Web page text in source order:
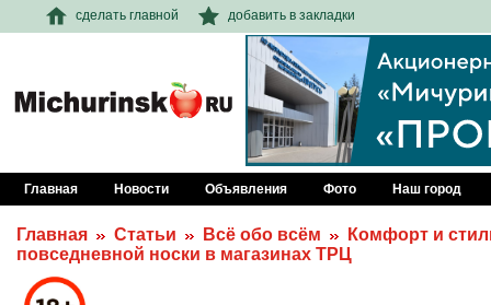
сделать главной добавить в закладки
Главная Новости Объявления Фото Наш город
Главная Статьи Всё обо всём
Комфорт и
повседневной носки в магазинах ТРЦ